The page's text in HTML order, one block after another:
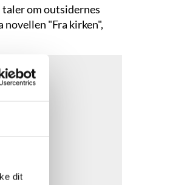
dit
taler om outsidernes
"Fra kirken",